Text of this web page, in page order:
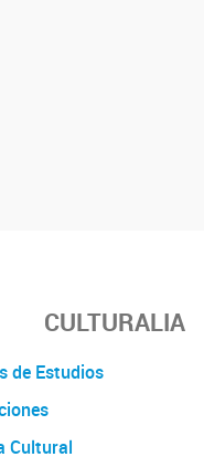
CULTURALIA
de Estudios
Cultural